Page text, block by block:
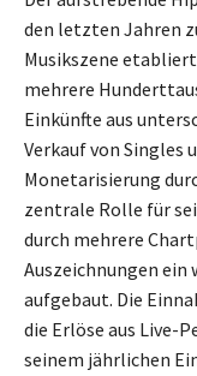
den letzten Jahren
Musikszene
mehrere
Einkünfte aus
Verkauf von Singles
Monetarisierung
zentrale Rolle für
durch mehrere
Auszeichnungen
aufgebaut. Die
die Erlöse aus Live-
seinem jährlichen